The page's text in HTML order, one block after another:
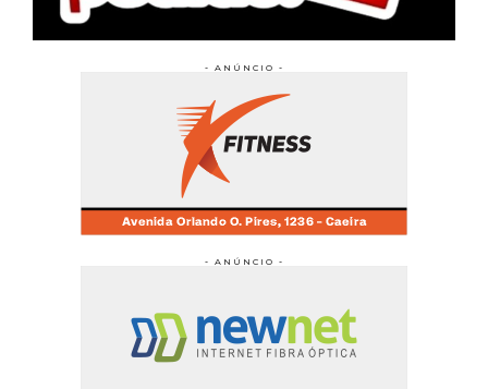
- ANÚNCIO -
- ANÚNCIO -